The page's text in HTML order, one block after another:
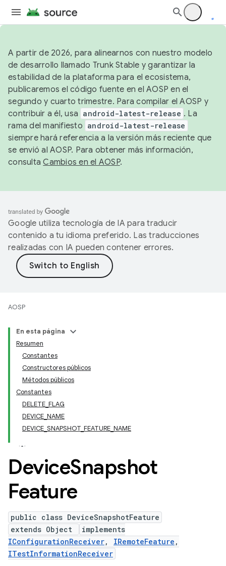
A partir de 2026, para alinearnos con nuestro modelo
de desarrollo llamado Trunk Stable y garantizar la
estabilidad de la plataforma para el ecosistema,
publicaremos el código fuente en el AOSP en el
segundo y cuarto trimestre. Para compilar el AOSP y
contribuir a él, usa android-latest-release . La
rama del manifiesto android-latest-release
siempre hará referencia a la versión más reciente que
se envió al AOSP. Para obtener más información,
consultaCambios en el AOSP.
Google utiliza tecnología de IA para traducir
contenido a tu idioma preferido. Las traducciones
realizadas con IA pueden contener errores.
AOSP
En esta página
Resumen
Constantes
Constructores públicos
Métodos públicos
Constantes
DELETE_FLAG
DEVICE_NAME
DEVICE_SNAPSHOT_FEATURE_NAME
DeviceSnapshot
Feature
public class DeviceSnapshotFeature
extends Object
implements
IConfigurationReceiver, IRemoteFeature ,
ITestInformationReceiver